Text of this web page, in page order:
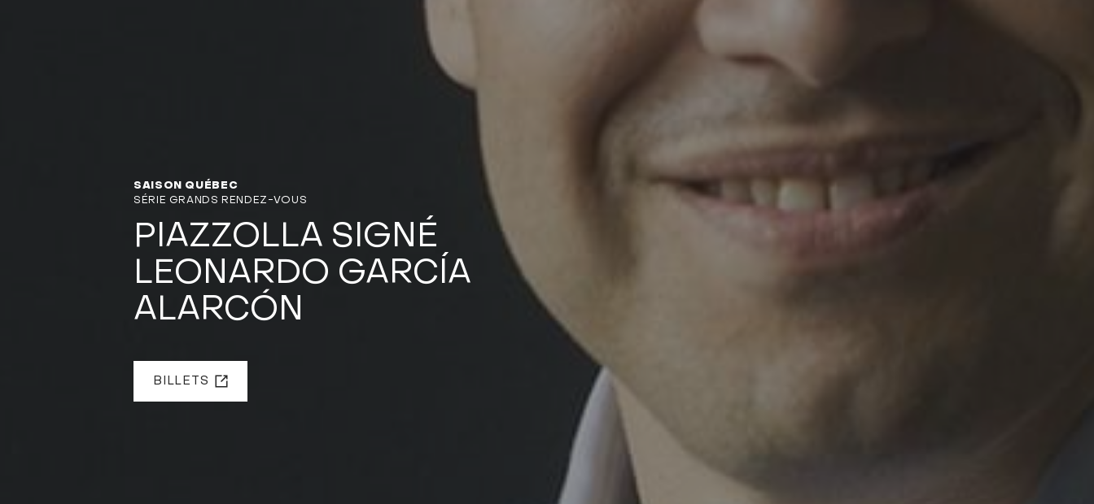
SAISON QUÉBEC
SÉRIE GRANDS RENDEZ-VOUS
PIAZZOLLA SIGNÉ
LEONARDO GARCÍA
ALARCÓN
BILLETS